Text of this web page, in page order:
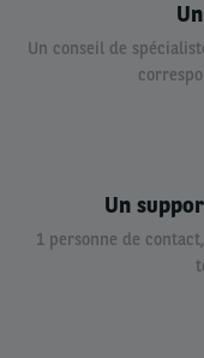
Un conseil de
Un
1 personne de